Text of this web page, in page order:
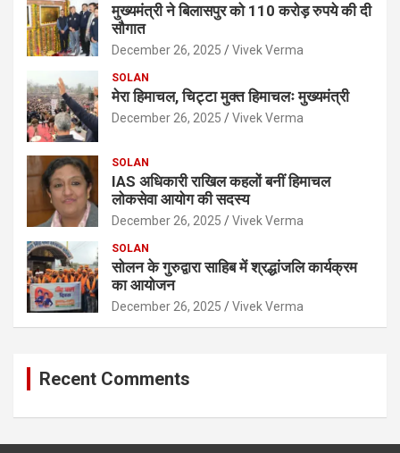
मुख्यमंत्री ने बिलासपुर को 110 करोड़ रुपये की दी
सौगात
December 26, 2025 Vivek Verma
SOLAN
मेरा हिमाचल, चिट्टा मुक्त हिमाचलः मुख्यमंत्री
December 26, 2025 Vivek Verma
SOLAN
IAS अधिकारी राखिल कहलों बनीं हिमाचल
लोकसेवा आयोग की सदस्य
December 26, 2025 Vivek Verma
SOLAN
सोलन के गुरुद्वारा साहिब में श्रद्धांजलि कार्यक्रम
का आयोजन
December 26, 2025 Vivek Verma
Recent Comments